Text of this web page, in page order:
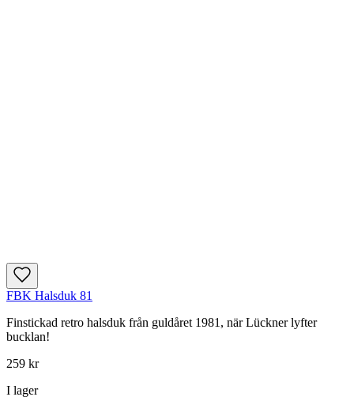
FBK Halsduk 81
Finstickad retro halsduk från guldåret 1981, när Lückner lyfter
bucklan!
259 kr
I lager